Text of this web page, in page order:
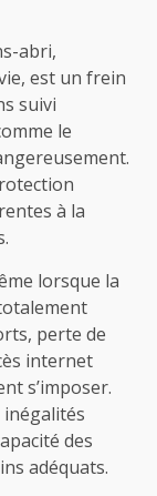
abri,
est un frein
suivi
le
à la
lorsque la
perte de
internet
s’imposer.
des
adéquats.